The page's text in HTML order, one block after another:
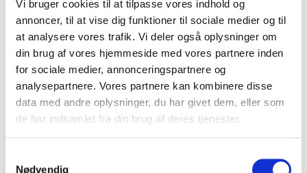
Vi bruger cookies til at tilpasse vores indhold og
annoncer, til at vise dig funktioner til sociale medier og til
at analysere vores trafik. Vi deler også oplysninger om
din brug af vores hjemmeside med vores partnere inden
for sociale medier, annonceringspartnere og
analysepartnere. Vores partnere kan kombinere disse
data med andre oplysninger, du har givet dem, eller som
de har indsamlet fra din brug af deres tjenester.
Nødvendig